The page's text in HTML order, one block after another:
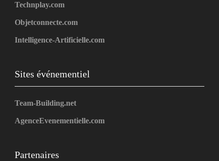
Technplay.com
Objetconnecte.com
Intelligence-Artificielle.com
Sites événementiel
Team-Building.net
AgenceEvenementielle.com
Partenaires